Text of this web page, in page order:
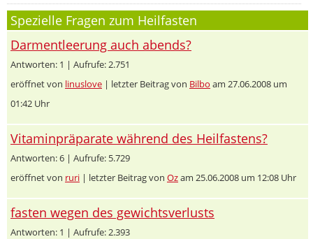
Spezielle Fragen zum Heilfasten
Darmentleerung auch abends?
Antworten: 1 | Aufrufe: 2.751
eröffnet von linuslove | letzter Beitrag von Bilbo am 27.06.2008 um
01:42 Uhr
Vitaminpräparate während des Heilfastens?
Antworten: 6 | Aufrufe: 5.729
eröffnet von ruri | letzter Beitrag von Ozam 25.06.2008 um 12:08 Uhr
fasten wegen des gewichtsverlusts
Antworten: 1 | Aufrufe: 2.393